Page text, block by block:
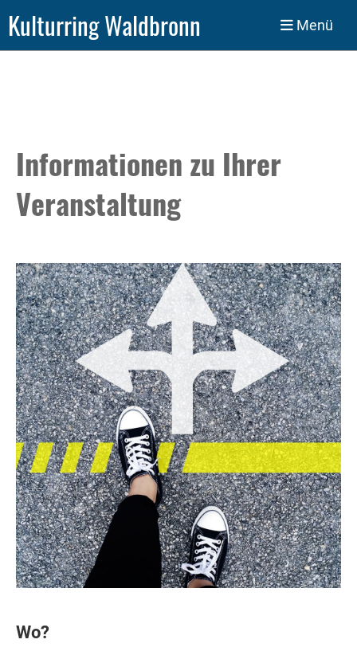
Kulturring Waldbronn Menü
Informationen zu Ihrer
Veranstaltung
Wo?